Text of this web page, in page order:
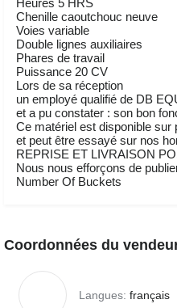
Chenille caoutchouc neuve
Voies variable
Double lignes auxiliaires
Phares de travail
Puissance 20 CV
Lors de sa réception
un employé qualifié de DB
et a pu constater : son bon
Ce matériel est disponible sur
et peut être essayé sur nos
REPRISE ET LIVRAISON
Nous nous efforçons de
Number Of Buckets
Coordonnées du
Langues: français